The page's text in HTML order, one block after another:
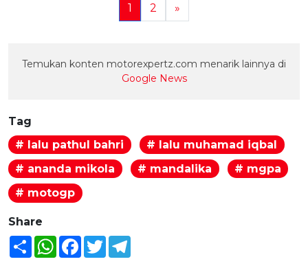
1 2 »
Temukan konten motorexpertz.com menarik lainnya di
Google News
Tag
# lalu pathul bahri
# lalu muhamad iqbal
# ananda mikola
# mandalika
# mgpa
# motogp
Share
Share WhatsAppFacebook
Twitter